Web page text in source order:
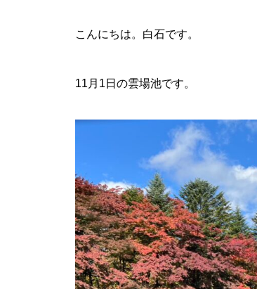
こんにちは。白石です。
11月1日の雲場池です。